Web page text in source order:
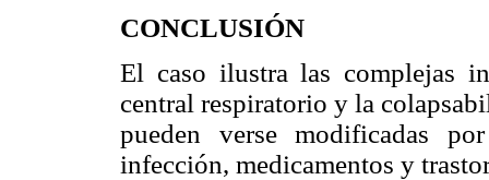
CONCLUSIÓN
El caso ilustra las complejas
central respiratorio y la
pueden verse modificadas
infección, medicamentos y